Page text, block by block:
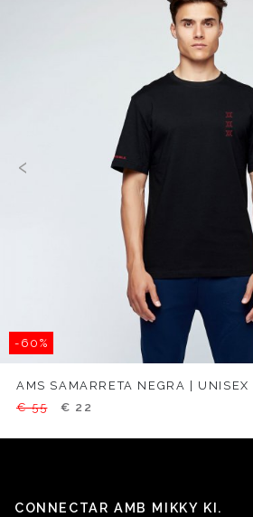
-60%
‹
AMS SAMARRETA NEGRA | UNISEX
€ 55
€ 22
CONNECTAR AMB MIKKY KI.